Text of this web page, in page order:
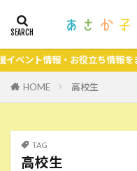
情報・お役立ち情報をまとめ
HOME 高校生
TAG
高校生